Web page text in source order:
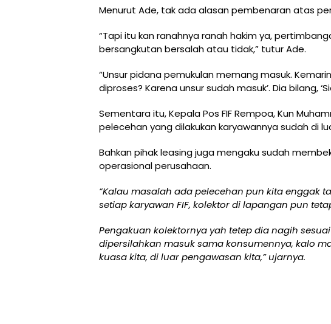
Menurut Ade, tak ada alasan pembenaran atas
“Tapi itu kan ranahnya ranah hakim ya,
bersangkutan bersalah atau tidak,” tutur Ade.
“Unsur pidana pemukulan memang masuk.
diproses? Karena unsur sudah masuk’. Dia bilang,
Sementara itu, Kepala Pos FIF Rempoa, Kun
pelecehan yang dilakukan karyawannya sudah di
Bahkan pihak leasing juga mengaku sudah
operasional perusahaan.
“Kalau masalah ada pelecehan pun kita enggak
setiap karyawan FIF, kolektor di lapangan pun
Pengakuan kolektornya yah tetep dia nagih
dipersilahkan masuk sama konsumennya, kalo
kuasa kita, di luar pengawasan kita,” ujarnya.